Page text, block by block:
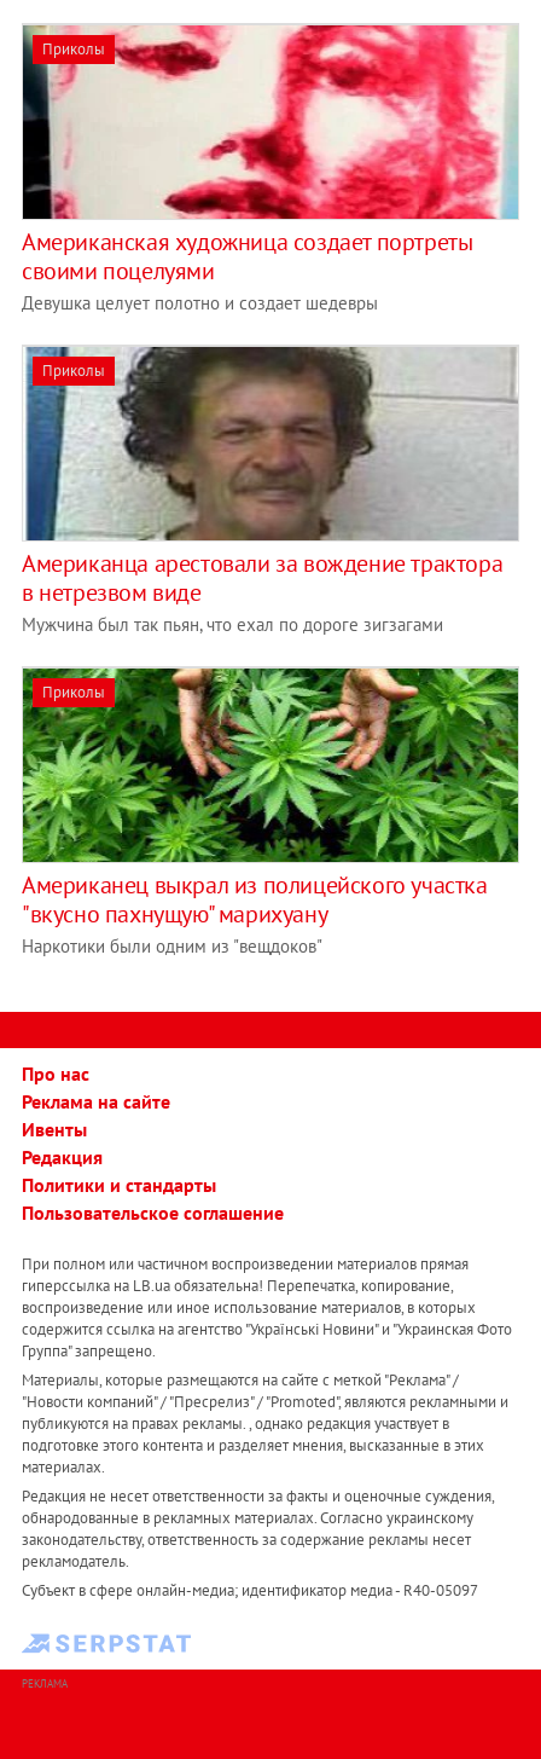
Приколы
Американская художница создает портреты
своими поцелуями
Девушка целует полотно и создает шедевры
Приколы
Американца арестовали за вождение трактора
в нетрезвом виде
Мужчина был так пьян, что ехал по дороге зигзагами
Приколы
Американец выкрал из полицейского участка
"вкусно пахнущую" марихуану
Наркотики были одним из "вещдоков"
Про нас
Реклама на сайте
Ивенты
Редакция
Политики и стандарты
Пользовательское соглашение
При полном или частичном воспроизведении материалов прямая
гиперссылка на LB.ua обязательна! Перепечатка, копирование,
воспроизведение или иное использование материалов, в которых
содержится ссылка на агентство "Українськi Новини" и "Украинская Фото
Группа" запрещено.
Материалы, которые размещаются на сайте с меткой "Реклама" /
"Новости компаний" / "Пресрелиз" / "Promoted", являются рекламными и
публикуются на правах рекламы. , однако редакция участвует в
подготовке этого контента и разделяет мнения, высказанные в этих
материалах.
Редакция не несет ответственности за факты и оценочные суждения,
обнародованные в рекламных материалах. Согласно украинскому
законодательству, ответственность за содержание рекламы несет
рекламодатель.
Субъект в сфере онлайн-медиа; идентификатор медиа - R40-05097
РЕКЛАМА